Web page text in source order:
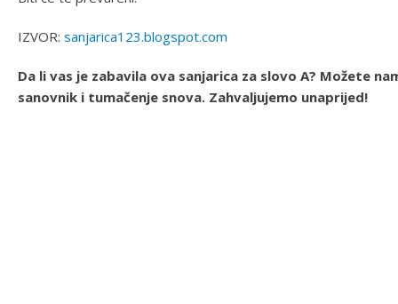
IZVOR: sanjarica123.blogspot.com
Da li vas je zabavila ova sanjarica za slovo A? Možete
sanovnik i tumačenje snova. Zahvaljujemo unaprijed!